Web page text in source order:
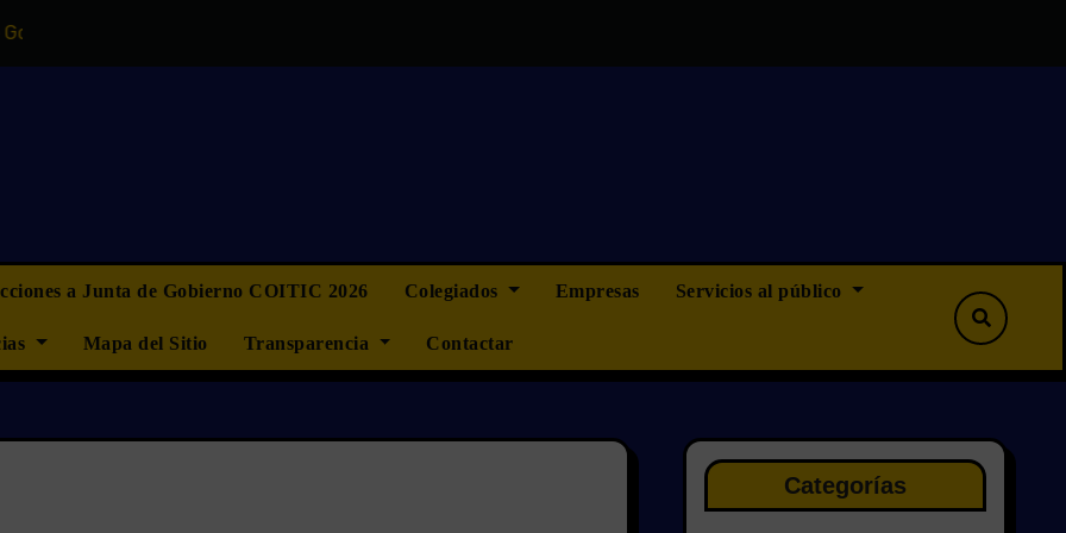
COITIC
a Junta de Gobierno COITIC 2026 Colegiados Empresas Servicios al público
Mapa del Sitio Transparencia Contactar
Categorías